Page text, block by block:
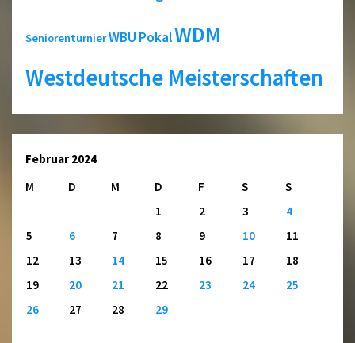
SeniorenturnierWBU PokalWDM
Westdeutsche Meisterschaften
Februar 2024
M
D M D F S
S
1
2 3
4
5
6 7 8 9 10
11
12
13 14 15 16 17
18
19
20 21 22 23 24
25
26
27 28 29